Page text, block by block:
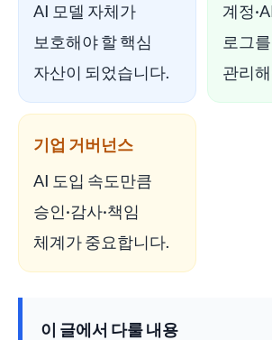
AI 모델 자체가
보호해야 할 핵심
자산이 되었습니다.
계정
로그
관리
기업 거버넌스
AI 도입 속도만큼
승인·감사·책임
체계가 중요합니다.
이 글에서 다룰 내용